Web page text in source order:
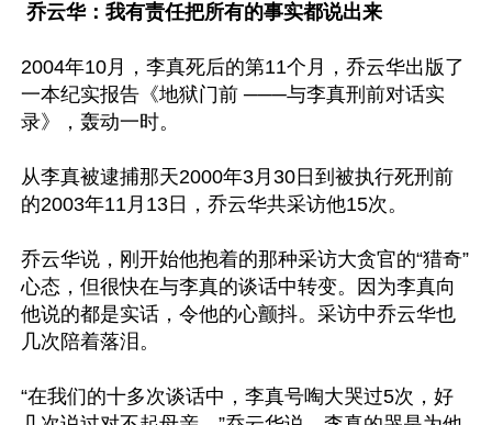
乔云华：我有责任把所有的事实都说出来
2004年10月，李真死后的第11个月，乔云华出版了
一本纪实报告《地狱门前 ───与李真刑前对话实
录》，轰动一时。
从李真被逮捕那天2000年3月30日到被执行死刑前
的2003年11月13日，乔云华共采访他15次。
乔云华说，刚开始他抱着的那种采访大贪官的“猎奇”
心态，但很快在与李真的谈话中转变。因为李真向
他说的都是实话，令他的心颤抖。采访中乔云华也
几次陪着落泪。
“在我们的十多次谈话中，李真号啕大哭过5次，好